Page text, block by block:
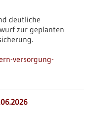
deutliche
zur geplanten
versorgung-